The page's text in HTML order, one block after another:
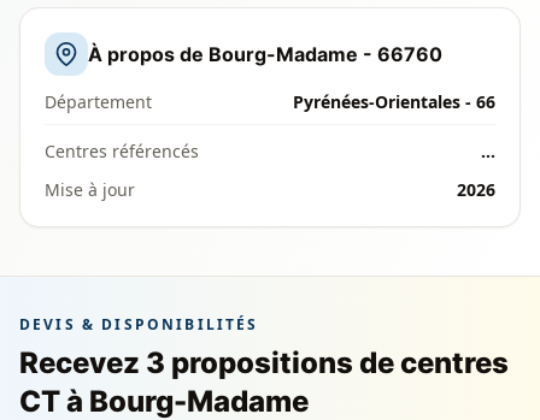
À propos de Bourg-Madame - 66760
Département Pyrénées-Orientales - 66
Centres référencés
…
Mise à jour
2026
DEVIS & DISPONIBILITÉS
Recevez 3 propositions de centres
CT à Bourg-Madame